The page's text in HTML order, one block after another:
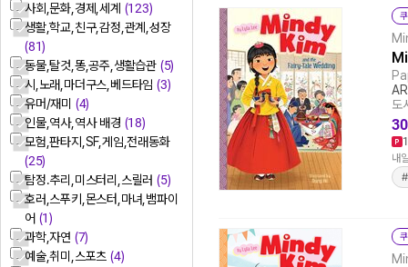
사회,문화,경제,세계 (123)
생활,학교,친구,감정,관계,성장
(81)
동물,탈것,똥,공주,생활습관 (5)
시,노래,마더구스,베드타임(3)
유머/재미 (4)
인물,역사,역사 배경 (18)
모험,판타지,SF,게임,전래동화
(25)
탐정.추리,미스터리,스릴러(5)
호러,스푸키,몬스터,마녀,뱀파이
어 (1)
과학,자연 (7)
예술,취미,스포츠(4)
도
30
내